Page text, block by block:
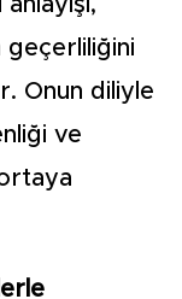
geçerliliğini
Onun diliyle
ve